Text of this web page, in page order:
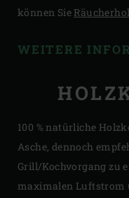
können Sie
WEITERE
100 % natürliche
Asche, dennoch
Grill/Kochvorgang zu
maximalen Luftstrom